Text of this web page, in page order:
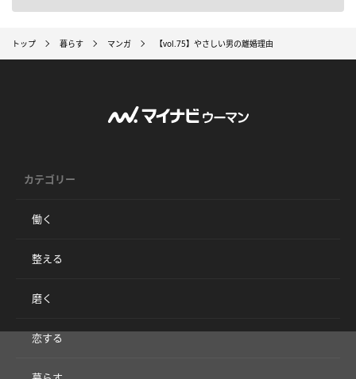
トップ 暮らす マンガ 【vol.75】やさしい男の離婚理由
カテゴリー
働く
整える
磨く
恋する